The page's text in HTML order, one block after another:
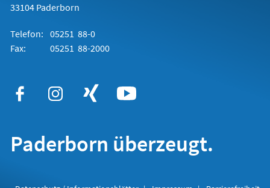
33104 Paderborn
Telefon: 05251 88-0
Fax:
05251 88-2000
Paderborn überzeugt.